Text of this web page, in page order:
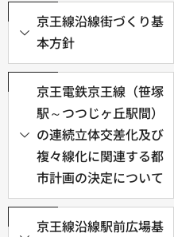
京王線沿線街づくり基
本方針
京王電鉄京王線（笹塚
駅～つつじヶ丘駅間）
の連続立体交差化及び
複々線化に関連する都
市計画の決定について
京王線沿線駅前広場基